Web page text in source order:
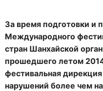
За время подготовки и
Международного
стран Шанхайской
прошедшего летом
фестивальная
нарушений более чем